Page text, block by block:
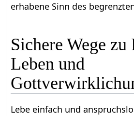
erhabene Sinn des
Sichere Wege
Leben und
Lebe einfach und